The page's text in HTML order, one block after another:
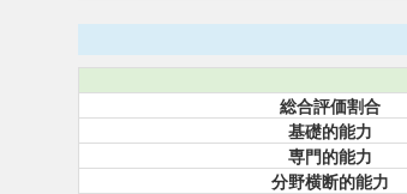
総合評価割合
基礎的能力
専門的能力
分野横断的能力